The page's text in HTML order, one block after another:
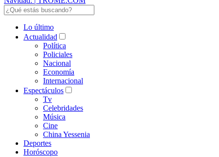
Lo último
Actualidad
Política
Policiales
Nacional
Economía
Internacional
Espectáculos
Tv
Celebridades
Música
Cine
China Yessenia
Deportes
Horóscopo